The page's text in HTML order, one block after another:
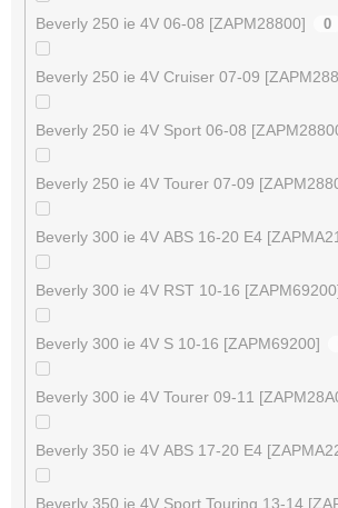
Beverly 250 ie 4V 06-08 [ZAPM28800] 0
Beverly 250 ie 4V Cruiser 07-09
Beverly 250 ie 4V Sport 06-08
Beverly 250 ie 4V Tourer 07-09
Beverly 300 ie 4V ABS 16-20 E4
Beverly 300 ie 4V RST 10-16
Beverly 300 ie 4V S 10-16 [ZAPM69200]
Beverly 300 ie 4V Tourer 09-11
Beverly 350 ie 4V ABS 17-20 E4
Beverly 350 ie 4V Sport Touring 13-14